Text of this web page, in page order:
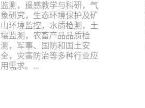
监测，遥感教学与科研，气
象研究，生态环境保护及矿
山环境监控，水质检测，土
壤监测，农畜产品品质检
测，军事、国防和国土安
全，灾害防治等多种行业应
用需求。...